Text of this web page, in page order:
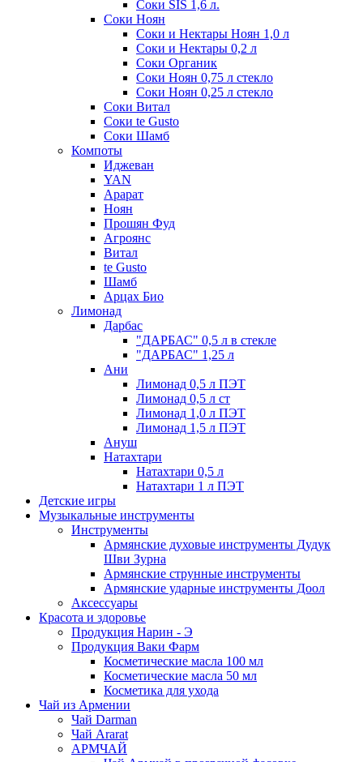
Соки SIS 1,6 л.
Соки Ноян
Соки и Нектары Ноян 1,0 л
Соки и Нектары 0,2 л
Соки Органик
Соки Ноян 0,75 л стекло
Соки Ноян 0,25 л стекло
Соки Витал
Соки te Gusto
Соки Шамб
Компоты
Иджеван
YAN
Арарат
Ноян
Прошян Фуд
Агроянс
Витал
te Gusto
Шамб
Арцах Био
Лимонад
Дарбас
"ДАРБАС" 0,5 л в стекле
"ДАРБАС" 1,25 л
Ани
Лимонад 0,5 л ПЭТ
Лимонад 0,5 л ст
Лимонад 1,0 л ПЭТ
Лимонад 1,5 л ПЭТ
Ануш
Натахтари
Натахтари 0,5 л
Натахтари 1 л ПЭТ
Детские игры
Музыкальные инструменты
Инструменты
Армянские духовые инструменты Дудук
Шви Зурна
Армянские струнные инструменты
Армянские ударные инструменты Доол
Аксессуары
Красота и здоровье
Продукция Нарин - Э
Продукция Ваки Фарм
Косметические масла 100 мл
Косметические масла 50 мл
Косметика для ухода
Чай из Армении
Чай Darman
Чай Ararat
АРМЧАЙ